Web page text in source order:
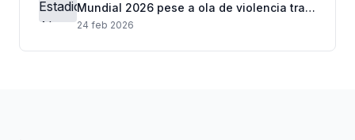
Mundial 2026 pese a ola de violencia tras
muerte de “El Mencho”
24 feb 2026